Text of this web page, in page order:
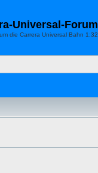
Universal-Forum
die Carrera Universal Bahn 1:32